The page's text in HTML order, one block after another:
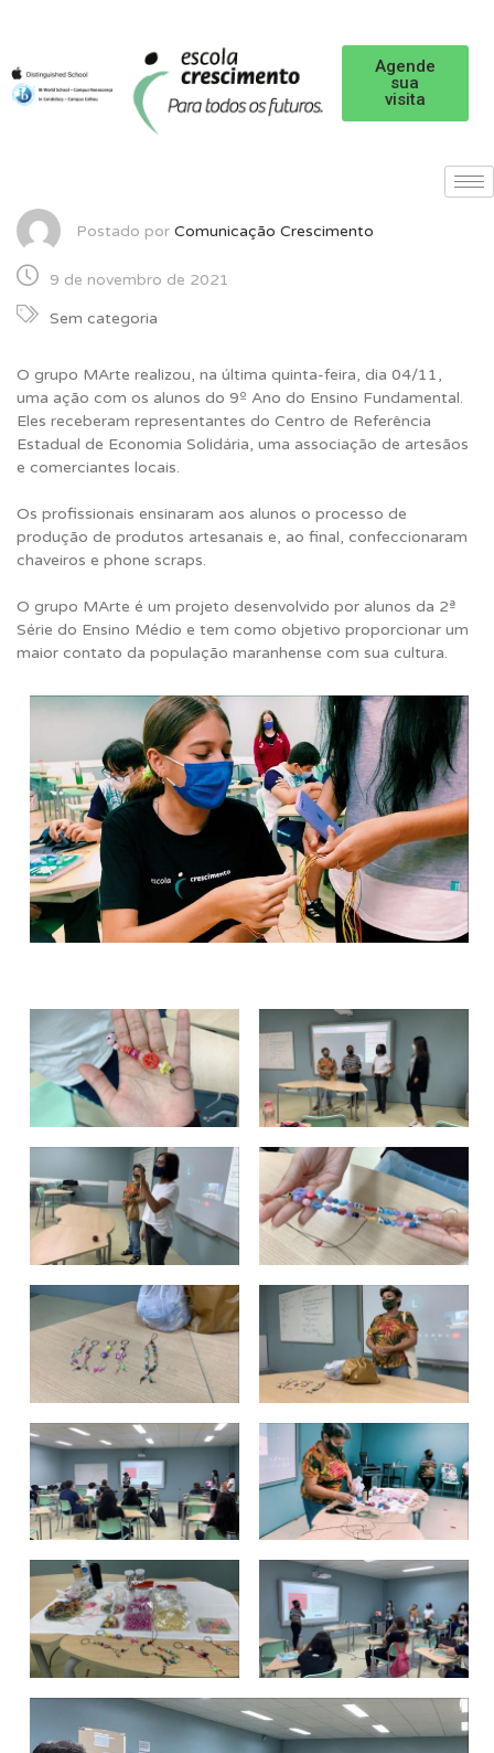
Agende
sua
visita
Postado por Comunicação Crescimento
9 de novembro de 2021
Sem categoria
O grupo MArte realizou, na última quinta-feira, dia 04/11,
uma ação com os alunos do 9º Ano do Ensino Fundamental.
Eles receberam representantes do Centro de Referência
Estadual de Economia Solidária, uma associação de artesãos
e comerciantes locais.
Os profissionais ensinaram aos alunos o processo de
produção de produtos artesanais e, ao final, confeccionaram
chaveiros e phone scraps.
O grupo MArte é um projeto desenvolvido por alunos da 2ª
Série do Ensino Médio e tem como objetivo proporcionar um
maior contato da população maranhense com sua cultura.